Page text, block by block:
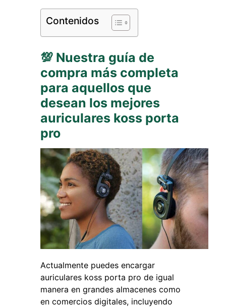
Contenidos
💯 Nuestra guía de
compra más completa
para aquellos que
desean los mejores
auriculares koss porta
pro
Actualmente puedes encargar
auriculares koss porta pro de igual
manera en grandes almacenes como
en comercios digitales, incluyendo